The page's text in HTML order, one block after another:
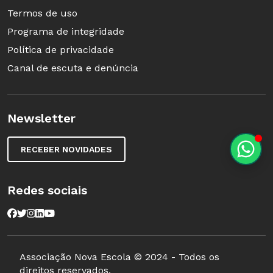
individuais (como no final do primeiro
semestre).
2. Sorte no dado
Foto: Tamires Kopp
Um jogador lança o
pela garotada): o
número obtido na
deles deve pegar. Observe que o punhado de
sementes equivale ao dividendo e o número de
Termos de uso
Programa de integridade
Política de privacidade
Canal de escuta e denúncia
Newsletter
RECEBER NOVIDADES
Redes sociais
Associação Nova Escola © 2024 - Todos os
direitos reservados.